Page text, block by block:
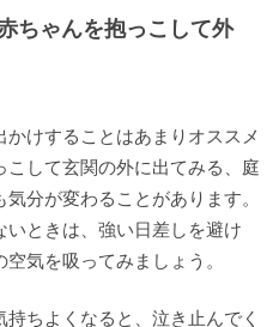
ちゃんを抱っこして外
けすることはあまりオススメ
して玄関の外に出てみる、庭
分が変わることがあります。
ときは、強い日差しを避け
気を吸ってみましょう。
ちよくなると、泣き止んでく